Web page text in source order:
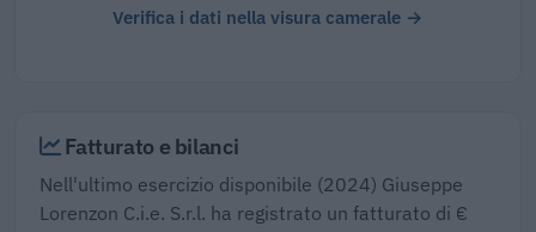
Verifica i dati nella visura camerale →
Fatturato e bilanci
Nell'ultimo esercizio disponibile (2024) Giuseppe
Lorenzon C.i.e. S.r.l. ha registrato un fatturato di €